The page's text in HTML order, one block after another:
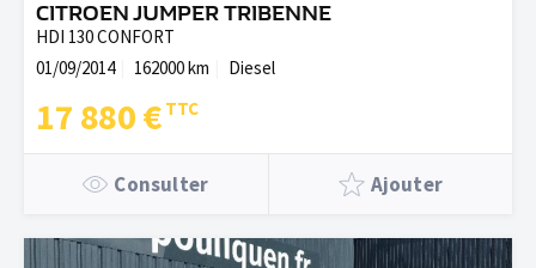
CITROEN JUMPER TRIBENNE
HDI 130 CONFORT
01/09/2014
162000 km Diesel
17 880 €
Consulter Ajouter